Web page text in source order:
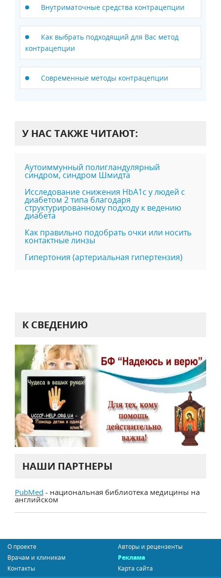
Внутриматочные средства контрацепции
Как выбрать подходящий для Вас метод
контрацепции
Современные методы контрацепции
У НАС ТАКЖЕ ЧИТАЮТ:
Аутоиммунный полигландулярный
синдром, синдром Шмидта
Исследование снижения HbA1c у людей с
диабетом 2 типа благодаря
структурированному подходу к ведению
диабета
Как правильно подобрать очки или носить
контактные линзы
Гипертония (артериальная гипертензия)
К СВЕДЕНИЮ
НАШИ ПАРТНЕРЫ
PubMed - национальная библиотека медицины на
английском
О проекте
Авторы и рецензенты
Врачам и клиникам
Реклама
Контакты
Карта сайта